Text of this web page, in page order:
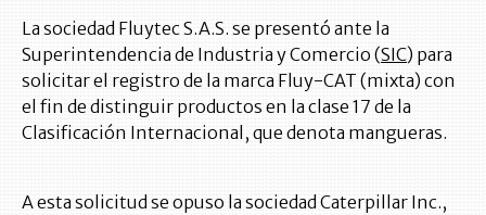
La sociedad Fluytec S.A.S. se presentó ante la
Superintendencia de Industria y Comercio (SIC) para
solicitar el registro de la marca Fluy-CAT (mixta) con
el fin de distinguir productos en la clase 17 de la
Clasificación Internacional, que denota mangueras.
A esta solicitud se opuso la sociedad Caterpillar Inc.,